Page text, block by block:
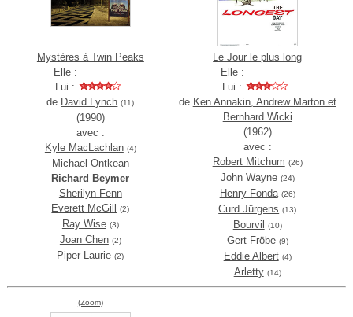
Mystères à Twin Peaks
Elle :
Lui :
de David Lynch (11)
(1990)
avec :
Kyle MacLachlan (4)
Michael Ontkean
Richard Beymer
Sherilyn Fenn
Everett McGill
(2)
Ray Wise (3)
Joan Chen (2)
Piper Laurie (2)
Le Jour le plus long
Elle :
Lui :
de Ken Annakin, Andrew Marton et
Bernhard Wicki
(1962)
avec :
Robert Mitchum (26)
John Wayne (24)
Henry Fonda (26)
Curd Jürgens (13)
Bourvil (10)
Gert Fröbe (9)
Eddie Albert (4)
Arletty (14)
(Zoom)